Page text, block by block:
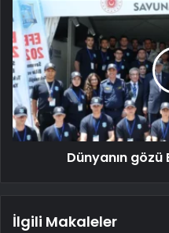
Dünyanın gözü
İlgili Makaleler